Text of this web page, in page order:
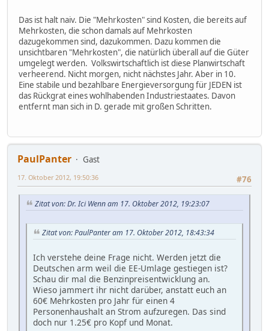
Das ist halt naiv. Die "Mehrkosten" sind Kosten, die bereits auf
Mehrkosten, die schon damals auf Mehrkosten
dazugekommen sind, dazukommen. Dazu kommen die
unsichtbaren "Mehrkosten", die natürlich überall auf die Güter
umgelegt werden. Volkswirtschaftlich ist diese Planwirtschaft
verheerend. Nicht morgen, nicht nächstes Jahr. Aber in 10.
Eine stabile und bezahlbare Energieversorgung für JEDEN ist
das Rückgrat eines wohlhabenden Industriestaates. Davon
entfernt man sich in D. gerade mit großen Schritten.
PaulPanter
Gast
#76
17. Oktober 2012, 19:50:36
Zitat von: Dr. Ici Wenn am 17. Oktober 2012, 19:23:07
Zitat von: PaulPanter am 17. Oktober 2012, 18:43:34
Ich verstehe deine Frage nicht. Werden jetzt die
Deutschen arm weil die EE-Umlage gestiegen ist?
Schau dir mal die Benzinpreisentwicklung an.
Wieso jammert ihr nicht darüber, anstatt euch an
60€ Mehrkosten pro Jahr für einen 4
Personenhaushalt an Strom aufzuregen. Das sind
doch nur 1.25€ pro Kopf und Monat.